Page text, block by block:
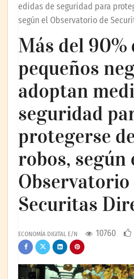
edidas de seguridad para
según el Observatorio de
Más del 90%
pequeños
adoptan
seguridad
protegerse
robos, según
Observatorio
Securitas
ECONOMÍA DIGITAL E/N 10760